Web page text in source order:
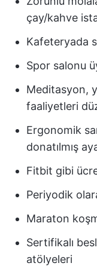
çay/kahve
Kafeteryada
Spor salonu
Meditasyon,
faaliyetleri
Ergonomik
donatılmış
Fitbit gibi
Periyodik
Maraton
Sertifikalı
atölyeleri